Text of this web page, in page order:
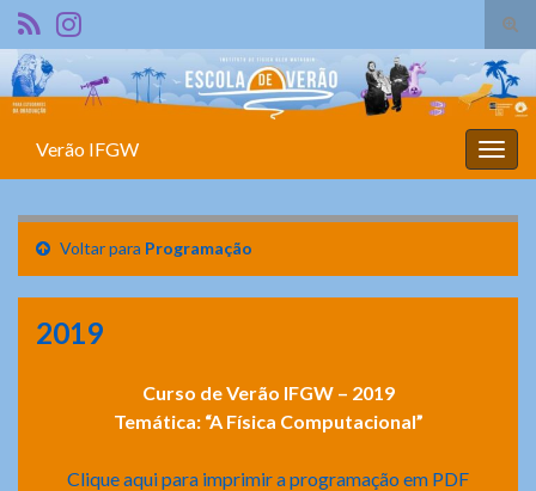
de
Search for:
Verão IFGW
Voltar para Programação
2019
Curso de Verão IFGW – 2019
Temática: “A Física Computacional”
Clique aqui para imprimir a programação em PDF